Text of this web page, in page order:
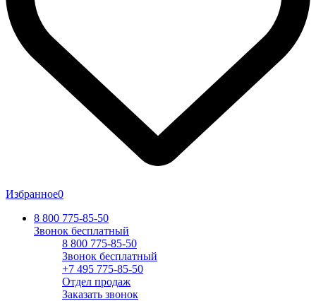
Избранное0
8 800 775-85-50
Звонок бесплатный
8 800 775-85-50
Звонок бесплатный
+7 495 775-85-50
Отдел продаж
Заказать звонок